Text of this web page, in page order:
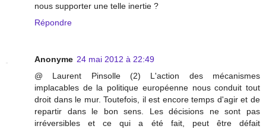
nous supporter une telle inertie ?
Répondre
Anonyme 24 mai 2012 à 22:49
@ Laurent Pinsolle (2) L'action des mécanismes
implacables de la politique européenne nous conduit tout
droit dans le mur. Toutefois, il est encore temps d'agir et de
repartir dans le bon sens. Les décisions ne sont pas
irréversibles et ce qui a été fait, peut être défait